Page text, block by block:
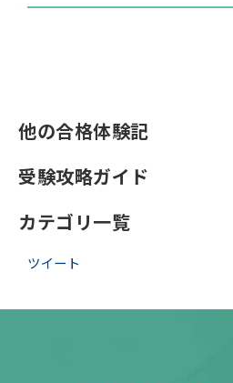
他の合格体験記
受験攻略ガイド
カテゴリ一覧
ツイート